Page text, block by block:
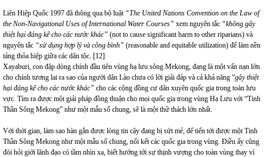
Liên Hiệp Quốc 1997 đã thông qua bộ luật “The United Nations Convention on the Law of
the Non-Navigational Uses of International Water Courses” xem nguyên tắc “không gây
thiệt hại đáng kể cho các nước khác” (not to cause significant harm to other riparians) và
nguyên tắc “sử dụng hợp lý và công bình” (reasonable and equitable utilization) để làm nền
tảng thỏa hiệp giữa các dân tộc. [12]
Xayaburi, con đập dòng chính đầu tiên vùng hạ lưu sông Mekong, đang là một vấn nạn lớn
cho chính tương lai ra sao của người dân Lào chưa có lời giải đáp và cả khả năng “gây thiệt
hại đáng kể cho các nước khác” cho các cộng đồng cư dân xuyên quốc gia trong toàn lưu
vực. Tìm ra được một giải pháp đồng thuận cho mọi quốc gia trong vùng Hạ Lưu với “Tinh
Thần Sông Mekong” như một mẫu số chung, sẽ là một thử thách lớn nhất.
Với thời gian, làm sao hàn gắn được lòng tin cậy đang bị sứt mẻ, để tiến tới được một Tinh
Thần Sông Mekong như một mẫu số chung, nối kết các quốc gia trong vùng. Điều ấy cũng
đòi hỏi giới lãnh đạo có tầm nhìn xa, biết hướng tới sự thịnh vượng cho toàn vùng thay vì